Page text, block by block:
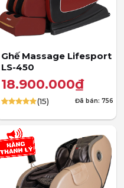
Ghế Massage Lifesport
LS-450
18.900.000₫
dựa trên
(15) Đã bán: 756